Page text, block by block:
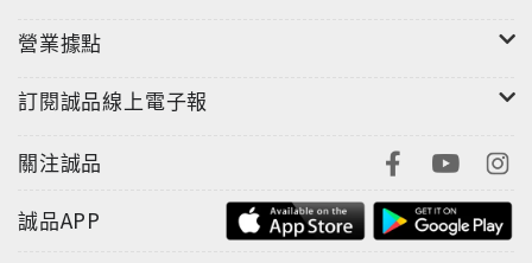
營業據點
訂閱誠品線上電子報
關注誠品
誠品APP